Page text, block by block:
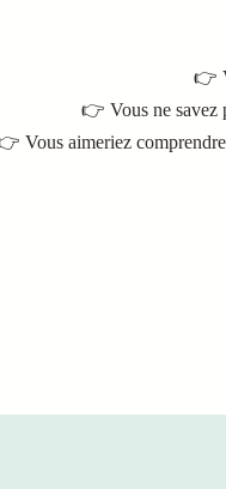
👉
👉 Vous ne savez
Vous aimeriez